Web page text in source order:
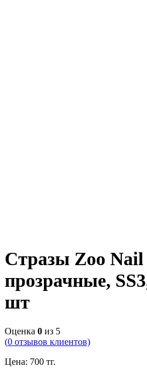
Стразы Zoo Nail
прозрачные,
шт
Оценка 0 из 5
(0 отзывов клиентов)
Цена: 700 тг.